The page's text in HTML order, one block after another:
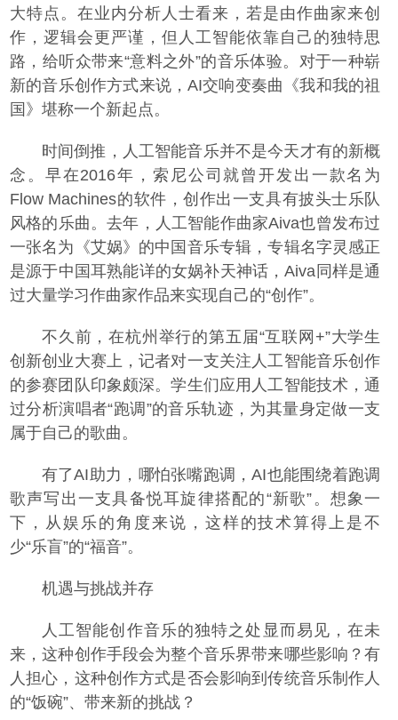
大特点。在业内分析人士看来，若是由作曲家来创
作，逻辑会更严谨，但人工智能依靠自己的独特思
路，给听众带来“意料之外”的音乐体验。对于一种崭
新的音乐创作方式来说，AI交响变奏曲《我和我的祖
国》堪称一个新起点。
时间倒推，人工智能音乐并不是今天才有的新概
念。早在2016年，索尼公司就曾开发出一款名为
Flow Machines的软件，创作出一支具有披头士乐队
风格的乐曲。去年，人工智能作曲家Aiva也曾发布过
一张名为《艾娲》的中国音乐专辑，专辑名字灵感正
是源于中国耳熟能详的女娲补天神话，Aiva同样是通
过大量学习作曲家作品来实现自己的“创作”。
不久前，在杭州举行的第五届“互联网+”大学生
创新创业大赛上，记者对一支关注人工智能音乐创作
的参赛团队印象颇深。学生们应用人工智能技术，通
过分析演唱者“跑调”的音乐轨迹，为其量身定做一支
属于自己的歌曲。
有了AI助力，哪怕张嘴跑调，AI也能围绕着跑调
歌声写出一支具备悦耳旋律搭配的“新歌”。想象一
下，从娱乐的角度来说，这样的技术算得上是不
少“乐盲”的“福音”。
机遇与挑战并存
人工智能创作音乐的独特之处显而易见，在未
来，这种创作手段会为整个音乐界带来哪些影响？有
人担心，这种创作方式是否会影响到传统音乐制作人
的“饭碗”、带来新的挑战？